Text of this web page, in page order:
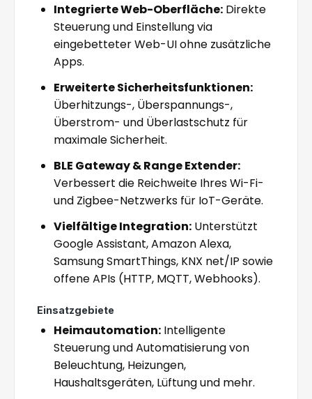
Integrierte Web-Oberfläche: Direkte
Steuerung und Einstellung via
eingebetteter Web-UI ohne zusätzliche
Apps.
Erweiterte Sicherheitsfunktionen:
Überhitzungs-, Überspannungs-,
Überstrom- und Überlastschutz für
maximale Sicherheit.
BLE Gateway & Range Extender:
Verbessert die Reichweite Ihres Wi-Fi-
und Zigbee-Netzwerks für IoT-Geräte.
Vielfältige Integration: Unterstützt
Google Assistant, Amazon Alexa,
Samsung SmartThings, KNX net/IP sowie
offene APIs (HTTP, MQTT, Webhooks).
Einsatzgebiete
Heimautomation: Intelligente
Steuerung und Automatisierung von
Beleuchtung, Heizungen,
Haushaltsgeräten, Lüftung und mehr.